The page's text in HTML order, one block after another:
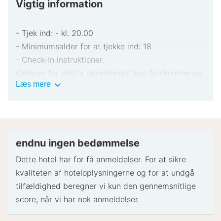
Vigtig information
- Tjek ind: - kl. 20.00
- Minimumsalder for at tjekke ind: 18
- Check-In instruktioner:
Gebyrer for ekstra opredninger kan forekomme og
varierer afhængigt af overnatningsstedets politik
Særlige ønsker afhænger af tilgængelighed ved
indtjekning og kan medføre ekstra gebyrer.
Det navn, der står på det kreditkort, som bruges
ved indtjekning til betaling af diverse udgifter, skal
være det primære navn på værelsesreservationen
Læs mereVigtig
endnu ingen bedømmelse
Dette hotel har for få anmeldelser. For at sikre
kvaliteten af ​​hoteloplysningerne og for at undgå
tilfældighed beregner vi kun den gennemsnitlige
score, når vi har nok anmeldelser.